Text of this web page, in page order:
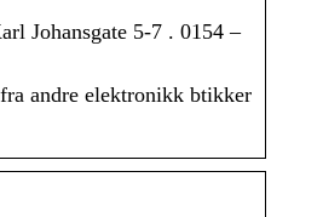
Johansgate 5-7 . 0154 –
andre elektronikk btikker